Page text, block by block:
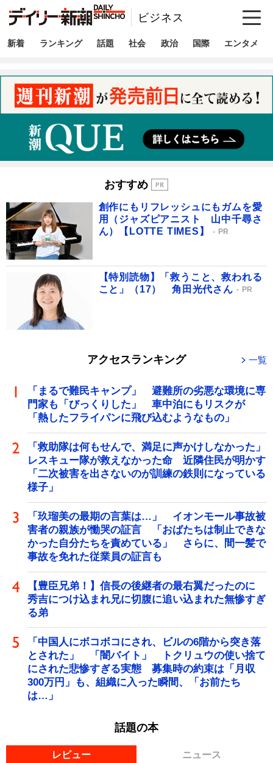
ビジネス
新着 ランキング 話題 社会 政治 国際 エンタメ
おすすめ
創作にもリフレッシュにもガムを愛
用（ジャズピアニスト 山中千尋さ
ん）【LOTTE TIMES】
PR
【特別読物】「救うこと、救われる
こと」（17） 角田光代さん
PR
アクセスランキング 一覧
「まるで難民キャンプ」 避難所の劣悪な環境に専
門家も「びっくりした」 車中泊にもリスクが
「熱したフライパンに飛び込むようなもの」
「救助隊は何もせんで、満足に声かけしなかった」
レスキュー隊が救えなかった命 近隣住民が明かす
「二次被害を出さないのが訓練の鉄則になっている
様子」
「玖瑠美の最期の言葉は…」 イオンモール事故被
害者の親族が慟哭の証言 「おばたちは制止できな
かった自分たちを責めている」 さらに、間一髪で
事故を免れた従業員の証言も
【豊臣兄弟！】信長の後継者の最右翼だったのに
秀吉につけ込まれ兄に切腹に追い込まれた無惨すぎ
る弟
「中国人にボコボコにされ、ビルの6階から突き落
とされた」 「闇バイト」 トクリュウの使い捨て
にされた悲惨すぎる実態 募集時の約束は「月収
300万円」も、組織に入った瞬間、「お前たち
は…」
話題の本
レビュー ニュース